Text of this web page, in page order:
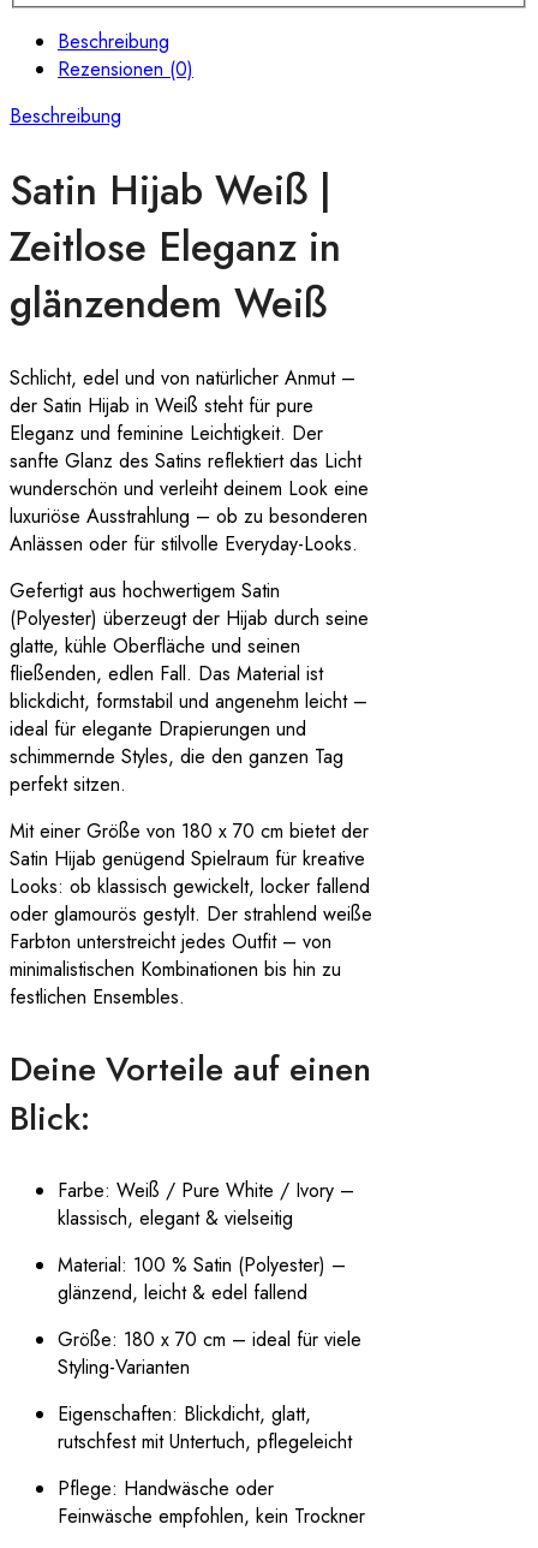
Beschreibung
Rezensionen (0)
Beschreibung
Satin Hijab Weiß |
Zeitlose Eleganz in
glänzendem Weiß
Schlicht, edel und von natürlicher Anmut –
der Satin Hijab in Weiß steht für pure
Eleganz und feminine Leichtigkeit. Der
sanfte Glanz des Satins reflektiert das Licht
wunderschön und verleiht deinem Look eine
luxuriöse Ausstrahlung – ob zu besonderen
Anlässen oder für stilvolle Everyday-Looks.
Gefertigt aus hochwertigem Satin
(Polyester) überzeugt der Hijab durch seine
glatte, kühle Oberfläche und seinen
fließenden, edlen Fall. Das Material ist
blickdicht, formstabil und angenehm leicht –
ideal für elegante Drapierungen und
schimmernde Styles, die den ganzen Tag
perfekt sitzen.
Mit einer Größe von 180 x 70 cm bietet der
Satin Hijab genügend Spielraum für kreative
Looks: ob klassisch gewickelt, locker fallend
oder glamourös gestylt. Der strahlend weiße
Farbton unterstreicht jedes Outfit – von
minimalistischen Kombinationen bis hin zu
festlichen Ensembles.
Deine Vorteile auf einen
Blick:
Farbe: Weiß / Pure White / Ivory –
klassisch, elegant & vielseitig
Material: 100 % Satin (Polyester) –
glänzend, leicht & edel fallend
Größe: 180 x 70 cm – ideal für viele
Styling-Varianten
Eigenschaften: Blickdicht, glatt,
rutschfest mit Untertuch, pflegeleicht
Pflege: Handwäsche oder
Feinwäsche empfohlen, kein Trockner